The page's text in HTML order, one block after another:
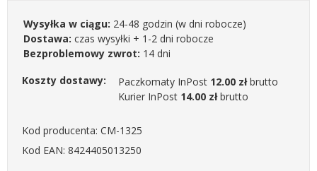
Wysyłka w ciągu: 24-48 godzin (w dni robocze)
Dostawa: czas wysyłki + 1-2 dni robocze
Bezproblemowy zwrot: 14 dni
Koszty dostawy:
Paczkomaty InPost 12.00 złbrutto
Kurier InPost 14.00 złbrutto
Kod producenta: CM-1325
Kod EAN: 8424405013250